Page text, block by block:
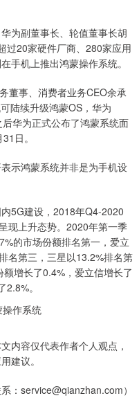
为副董事长、轮值董事长胡
过20家硬件厂商、280家应用
手机上推出鸿蒙操作系统。
董事、消费者业务CEO余承
陆续升级鸿蒙OS，华为
华为正式公布了鸿蒙系统面
日。
示鸿蒙系统并非是为手机设
5G建设，2018年Q4-2020
现上升态势。2020年第一季
的市场份额排名第一，爱立
名第三，三星以13.2%排名第
增长了0.4%，爱立信增长了
。
内容仅代表作者个人观点，
建议。
：service@qianzhan.com）